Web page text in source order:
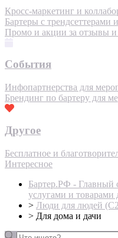
Кросс-маркетинг и
Бартеры с трендсеттерами
Промо и акции за отзывы и
События
Инфопартнерства для
Брендинг по бартеру для
Другое
Бесплатное и
Интересное
Бартер.РФ - Главный
услугами и товарами
> Люди для людей
> Для дома и дачи